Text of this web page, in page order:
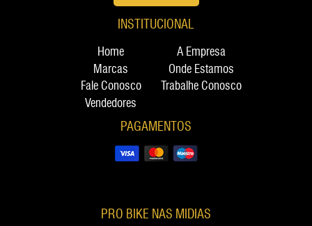
INSTITUCIONAL
Home
A Empresa
Marcas
Onde Estamos
Fale Conosco
Trabalhe Conosco
Vendedores
PAGAMENTOS
PRO BIKE NAS MIDIAS